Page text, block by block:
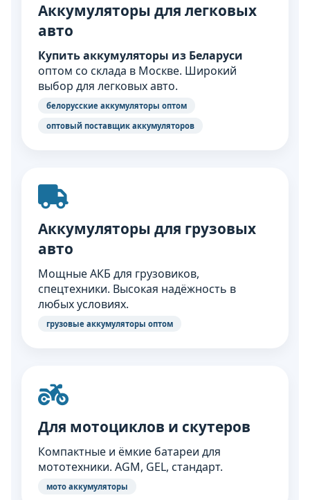
Аккумуляторы для легковых
авто
Купить аккумуляторы из Беларуси
оптом со склада в Москве. Широкий
выбор для легковых авто.
белорусские аккумуляторы оптом
оптовый поставщик аккумуляторов
Аккумуляторы для грузовых
авто
Мощные АКБ для грузовиков,
спецтехники. Высокая надёжность в
любых условиях.
грузовые аккумуляторы оптом
Для мотоциклов и скутеров
Компактные и ёмкие батареи для
мототехники. AGM, GEL, стандарт.
мото аккумуляторы